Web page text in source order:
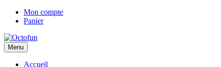
Mon compte
Panier
Menu
Accueil